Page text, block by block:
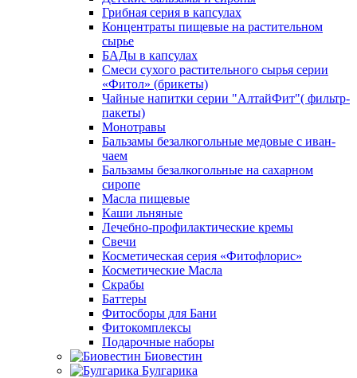
Грибная серия в капсулах
Концентраты пищевые на растительном
сырье
БАДы в капсулах
Смеси сухого растительного сырья серии
«Фитол» (брикеты)
Чайные напитки серии "АлтайФит"( фильтр-
пакеты)
Монотравы
Бальзамы безалкогольные медовые с иван-
чаем
Бальзамы безалкогольные на сахарном
сиропе
Масла пищевые
Каши льняные
Лечебно-профилактические кремы
Свечи
Косметическая серия «Фитофлорис»
Косметические Масла
Скрабы
Баттеры
Фитосборы для Бани
Фитокомплексы
Подарочные наборы
Биовестин
Булгарика